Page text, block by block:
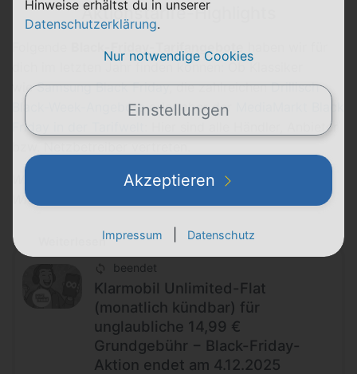
Aktionstarife-Highlights
dich im letzten Jahr finden können: Ob Klassiker
wieSamsung Black Friday, die zahlreichenDrillisch
Black-Week-Angeboteoder aber der
Friday in der Tarifwelt
: Hier sind alle Händler, Anbieter
Wir haben absteigend nach subjektiv eingeschätzter
Wichtigkeit vorsortiert.
Weiterlesen
beendet
Klarmobil Unlimited-Flat
(monatlich kündbar) für
unglaubliche 14,99 €
Grundgebühr − Black-Friday-
Aktion endet am 4.12.2025
Hinweise erhältst du in unserer
Datenschutzerklärung.
Nur notwendige Cookies
Einstellungen
Akzeptieren
Impressum Datenschutz